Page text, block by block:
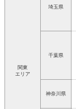
関東
エリア
埼玉県
千葉県
神奈川県